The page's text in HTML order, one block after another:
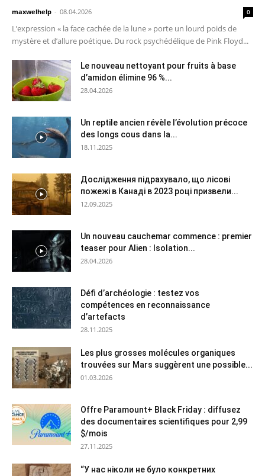
maxwelhelp - 08.04.2026 0
L’expression « la face cachée de la lune » porte un lourd poids de
mystère et d’allure poétique. Du rock psychédélique de Pink Floyd...
Le nouveau nettoyant pour fruits à base
d’amidon élimine 96 %...
28.04.2026
Un reptile ancien révèle l’évolution précoce
des longs cous dans la...
18.11.2025
Дослідження підрахувало, що лісові
пожежі в Канаді в 2023 році призвели...
12.09.2025
Un nouveau cauchemar commence : premier
teaser pour Alien : Isolation...
28.04.2026
Défi d’archéologie : testez vos
compétences en reconnaissance
d’artefacts
28.11.2025
Les plus grosses molécules organiques
trouvées sur Mars suggèrent une possible...
01.03.2026
Offre Paramount+ Black Friday : diffusez
des documentaires scientifiques pour 2,99
$/mois
27.11.2025
“У нас ніколи не було конкретних